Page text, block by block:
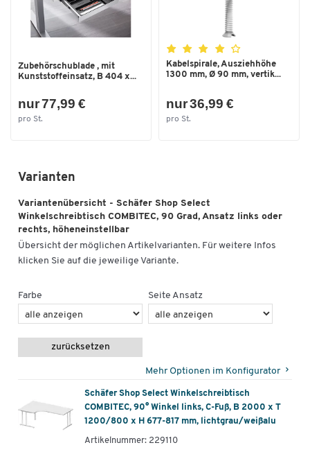
Zubehörschublade , mit
Kunststoffeinsatz, B 404 x...
nur 77,99 €
pro St.
Kabelspirale, Ausziehhöhe
1300 mm, Ø 90 mm, vertik...
nur 36,99 €
pro St.
Varianten
Variantenübersicht - Schäfer Shop Select
Winkelschreibtisch COMBITEC, 90 Grad, Ansatz links oder
rechts, höheneinstellbar
Übersicht der möglichen Artikelvarianten. Für weitere Infos
klicken Sie auf die jeweilige Variante.
Farbe Seite Ansatz
zurücksetzen
Mehr Optionen im Konfigurator
Schäfer Shop Select Winkelschreibtisch
COMBITEC, 90° Winkel links, C-Fuß, B 2000 x T
1200/800 x H 677-817 mm, lichtgrau/weißalu
Artikelnummer: 229110